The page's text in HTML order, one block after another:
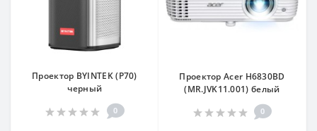
Проектор BYINTEK (P70)
черный
0
Проектор Acer H6830BD
(MR.JVK11.001) белый
0